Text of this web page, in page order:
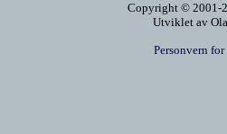
Copyright © 2001-
Utviklet av
Personvern